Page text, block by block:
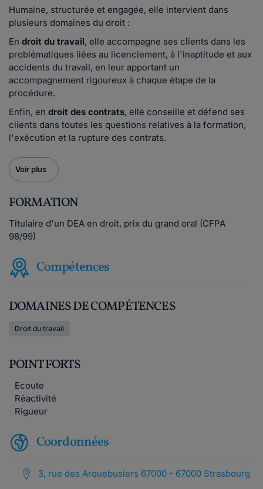
Humaine, structurée et engagée, elle intervient dans
plusieurs domaines du droit :
En droit du travail, elle accompagne ses clients dans les
problématiques liées au licenciement, à l'inaptitude et aux
accidents du travail, en leur apportant un
accompagnement rigoureux à chaque étape de la
procédure.
Enfin, en droit des contrats, elle conseille et défend ses
clients dans toutes les questions relatives à la formation,
l'exécution et la rupture des contrats.
Voir plus
FORMATION
Titulaire d'un DEA en droit, prix du grand oral (CFPA
98/99)
Compétences
DOMAINES DE COMPÉTENCES
Droit du travail
POINT FORTS
Ecoute
Réactivité
Rigueur
Coordonnées
3, rue des Arquebusiers 67000 - 67000 Strasbourg